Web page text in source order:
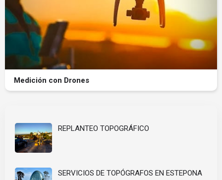
Medición con Drones
REPLANTEO TOPOGRÁFICO
SERVICIOS DE TOPÓGRAFOS EN ESTEPONA